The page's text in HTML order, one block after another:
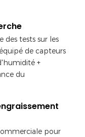
des tests sur les
de capteurs
+
du
pour